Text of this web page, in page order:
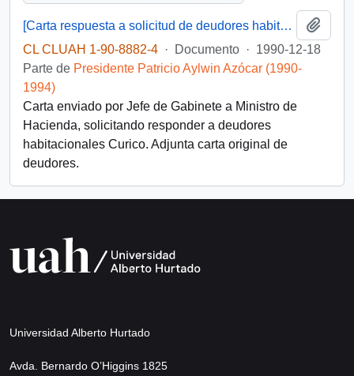
[Carta respuesta a solicitud de deudores habitacionales]
CL CLUAH 1-90-8882-4 · Documento · 1990-12-18
Parte de Presidente Patricio Aylwin Azócar (1990-
1994)
Carta enviado por Jefe de Gabinete a Ministro de
Hacienda, solicitando responder a deudores
habitacionales Curico. Adjunta carta original de
deudores.
Universidad Alberto Hurtado
Avda. Bernardo O’Higgins 1825